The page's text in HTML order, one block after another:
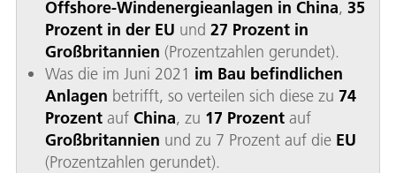
Offshore-Windenergieanlagen in China, 35
Prozent in der EU und 27 Prozent in
Großbritannien (Prozentzahlen gerundet).
Was die im Juni 2021 im Bau befindlichen
Anlagen betrifft, so verteilen sich diese zu 74
Prozent auf China, zu 17 Prozent auf
Großbritannien und zu 7 Prozent auf die EU
(Prozentzahlen gerundet).